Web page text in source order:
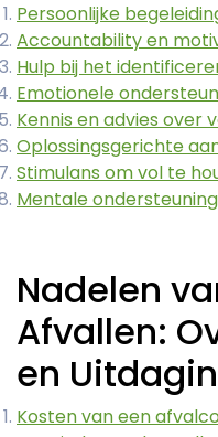
Persoonlijke
Accountability en
Hulp bij het
Emotionele
Kennis en advies over
Oplossingsgerichte
Stimulans om vol te
Mentale
Nadelen
Afvallen:
en
Kosten van een